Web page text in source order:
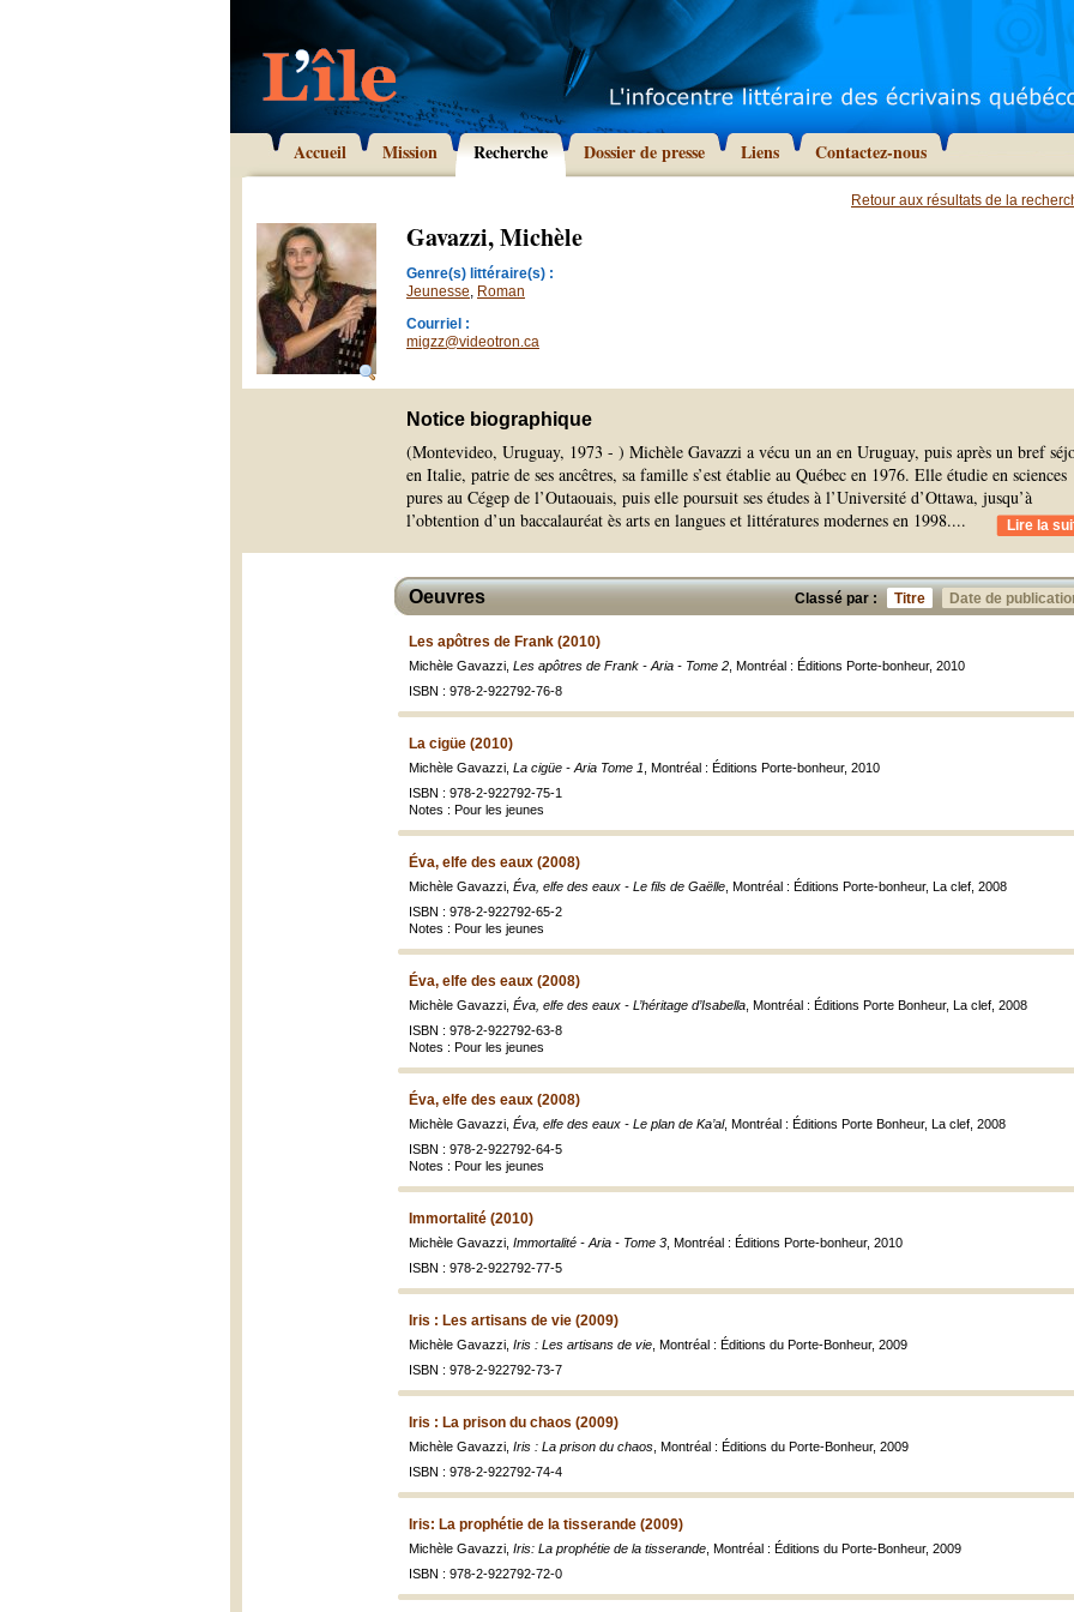
Accueil Mission Recherche Dossier de presse Liens Contactez-nous
Retour aux résultats de la
Gavazzi, Michèle
Genre(s) littéraire(s) :
Jeunesse, Roman
Courriel :
migzz@videotron.ca
Notice biographique
(Montevideo, Uruguay, 1973 - ) Michèle Gavazzi a vécu un an en Uruguay, puis après un bref
en Italie, patrie de ses ancêtres, sa famille s’est établie au Québec en 1976. Elle étudie en sciences
pures au Cégep de l’Outaouais, puis elle poursuit ses études à l’Université d’Ottawa, jusqu’à
l’obtention d’un baccalauréat ès arts en langues et littératures modernes en 1998.... Lire la
Classé par : Titre Date de
Oeuvres
Les apôtres de Frank (2010)
Michèle Gavazzi, Les apôtres de Frank - Aria - Tome 2 , Montréal : Éditions Porte-bonheur, 2010
ISBN : 978-2-922792-76-8
La cigüe (2010)
Michèle Gavazzi, La cigüe - Aria Tome 1 , Montréal : Éditions Porte-bonheur, 2010
ISBN : 978-2-922792-75-1
Notes : Pour les jeunes
Éva, elfe des eaux (2008)
Michèle Gavazzi, Éva, elfe des eaux - Le fils de Gaëlle , Montréal : Éditions Porte-bonheur, La clef, 2008
ISBN : 978-2-922792-65-2
Notes : Pour les jeunes
Éva, elfe des eaux (2008)
Michèle Gavazzi, Éva, elfe des eaux - L’héritage d’Isabella , Montréal : Éditions Porte Bonheur, La clef, 2008
ISBN : 978-2-922792-63-8
Notes : Pour les jeunes
Éva, elfe des eaux (2008)
Michèle Gavazzi, Éva, elfe des eaux - Le plan de Ka’al, Montréal : Éditions Porte Bonheur, La clef, 2008
ISBN : 978-2-922792-64-5
Notes : Pour les jeunes
Immortalité (2010)
Michèle Gavazzi, Immortalité - Aria - Tome 3 , Montréal : Éditions Porte-bonheur, 2010
ISBN : 978-2-922792-77-5
Iris : Les artisans de vie (2009)
Michèle Gavazzi, Iris : Les artisans de vie , Montréal : Éditions du Porte-Bonheur, 2009
ISBN : 978-2-922792-73-7
Iris : La prison du chaos (2009)
Michèle Gavazzi, Iris : La prison du chaos , Montréal : Éditions du Porte-Bonheur, 2009
ISBN : 978-2-922792-74-4
Iris: La prophétie de la tisserande (2009)
Michèle Gavazzi, Iris: La prophétie de la tisserande , Montréal : Éditions du Porte-Bonheur, 2009
ISBN : 978-2-922792-72-0